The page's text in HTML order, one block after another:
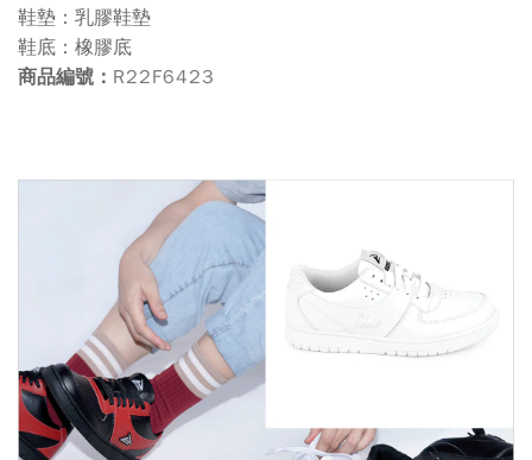
鞋墊：乳膠鞋墊
鞋底：橡膠底
商品編號： R22F6423